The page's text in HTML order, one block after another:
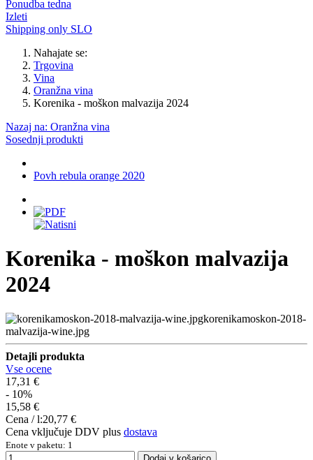
Ponudba tedna
Izleti
Shipping only SLO
Nahajate se:
Trgovina
Vina
Oranžna vina
Korenika - moškon malvazija 2024
Nazaj na: Oranžna vina
Sosednji produkti
Povh rebula orange 2020
Korenika - moškon malvazija
2024
korenikamoskon-2018-
malvazija-wine.jpg
Detajli produkta
Vse ocene
17,31 €
- 10%
15,58 €
Cena / l:20,77 €
Cena vključuje DDV plus dostava
Enote v paketu: 1